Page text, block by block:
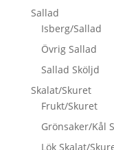
Sallad
Isberg/Sallad
Övrig Sallad
Sallad Sköljd
Skalat/Skuret
Frukt/Skuret
Grönsaker/Kål
Lök Skalat/